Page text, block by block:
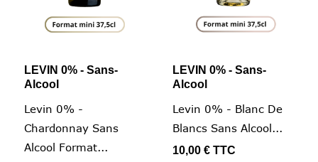
LEVIN 0% - Sans-
Alcool
Levin 0% -
Chardonnay Sans
Alcool Format...
LEVIN 0% - Sans-
Alcool
Levin 0% - Blanc De
Blancs Sans Alcool...
10,00 € TTC